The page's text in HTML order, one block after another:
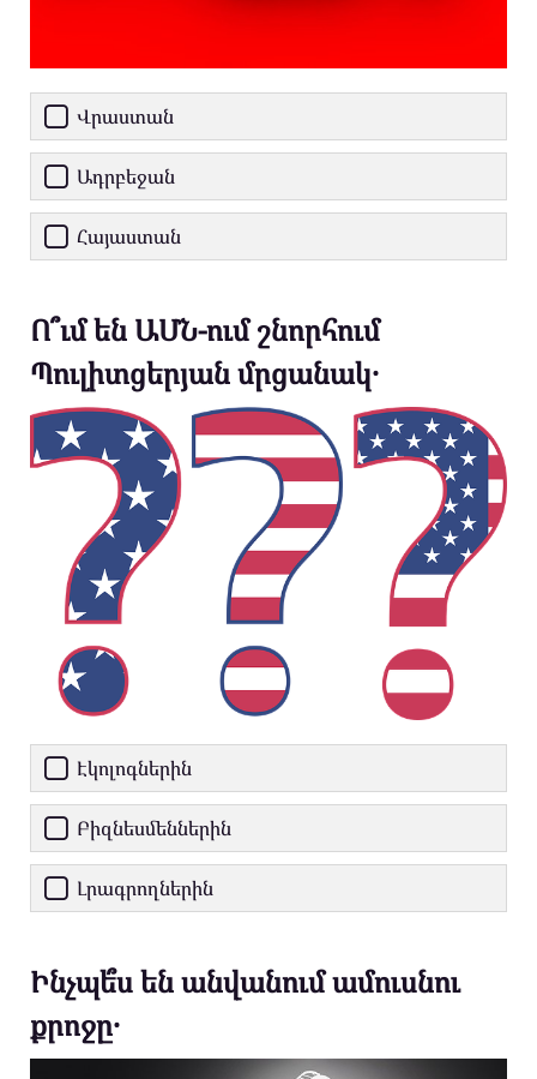
Վրաստան
Ադրբեջան
Հայաստան
Ո՞ւմ են ԱՄՆ-ում շնորհում
Պուլիտցերյան մրցանակ․
Էկոլոգներին
Բիզնեսմեններին
Լրագրողներին
Ինչպե՞ս են անվանում ամուսնու
քրոջը․